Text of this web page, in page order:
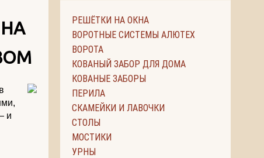
и
РЕШЁТКИ НА ОКНА
ВОРОТНЫЕ СИСТЕМЫ АЛЮТЕХ
ВОРОТА
КОВАНЫЙ ЗАБОР ДЛЯ ДОМА
КОВАНЫЕ ЗАБОРЫ
ПЕРИЛА
СКАМЕЙКИ И ЛАВОЧКИ
СТОЛЫ
МОСТИКИ
УРНЫ